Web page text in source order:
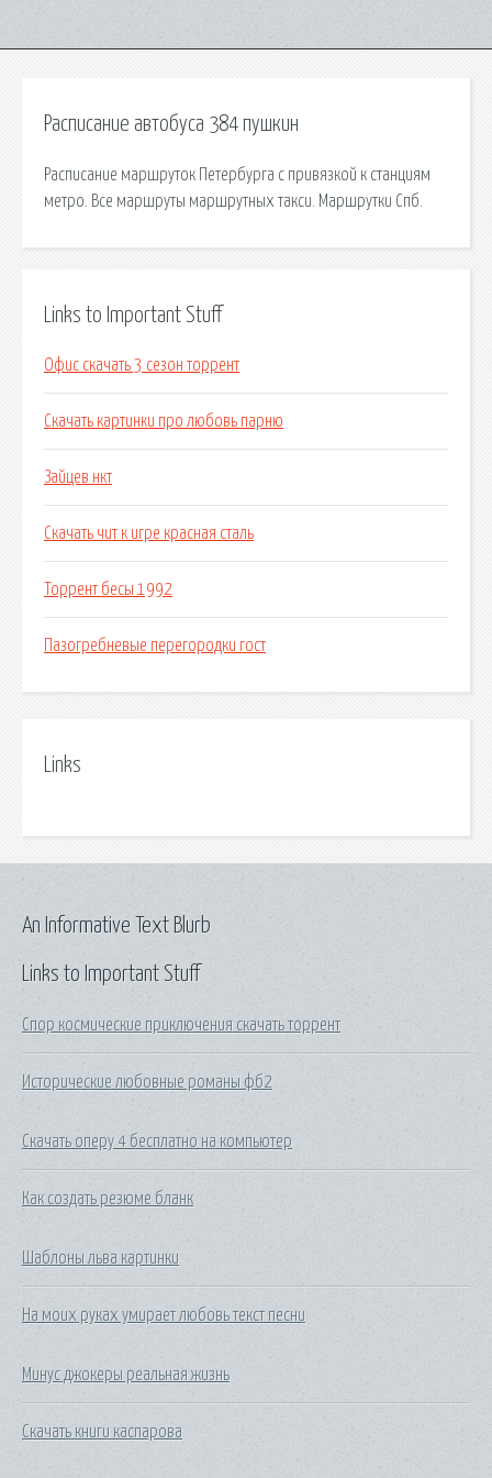
Расписание автобуса 384 пушкин
Расписание маршруток Петербурга с привязкой к станциям
метро. Все маршруты маршрутных такси. Маршрутки Спб.
Links to Important Stuff
Офис скачать 3 сезон торрент
Скачать картинки про любовь парню
Зайцев нкт
Скачать чит к игре красная сталь
Торрент бесы 1992
Пазогребневые перегородки гост
Links
Links to Important Stuff
Спор космические приключения скачать торрент
Исторические любовные романы фб2
Скачать оперу 4 бесплатно на компьютер
Как создать резюме бланк
Шаблоны льва картинки
На моих руках умирает любовь текст песни
Минус джокеры реальная жизнь
Скачать книги каспарова
An Informative Text Blurb